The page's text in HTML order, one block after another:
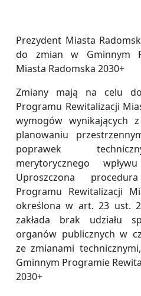
Prezydent Miasta
do zmian w Gminnym
Miasta Radomska 2030+
Zmiany mają na celu
Programu Rewitalizacji
wymogów wynikających
planowaniu
poprawek
merytorycznego
Uproszczona
Programu Rewitalizacji
określona w art. 23 ust.
zakłada brak udziału
organów publicznych w
ze zmianami
Gminnym Programie
2030+